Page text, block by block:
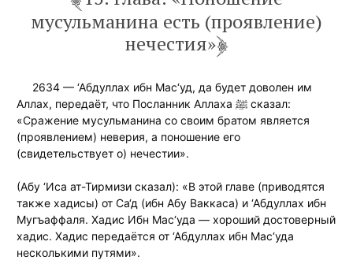
мусульманина есть (проявление)
нечестия»
2634 — ‘Абдуллах ибн Мас‘уд, да будет доволен им
Аллах, передаёт, что Посланник Аллаха ﷺ сказал:
«Сражение мусульманина со своим братом является
(проявлением) неверия, а поношение его
(свидетельствует о) нечестии».
(Абу ‘Иса ат-Тирмизи сказал): «В этой главе (приводятся
также хадисы) от Са‘д (ибн Абу Ваккаса) и ‘Абдуллах ибн
Мугъаффаля. Хадис Ибн Мас‘уда — хороший достоверный
хадис. Хадис передаётся от ‘Абдуллах ибн Мас‘уда
несколькими путями».